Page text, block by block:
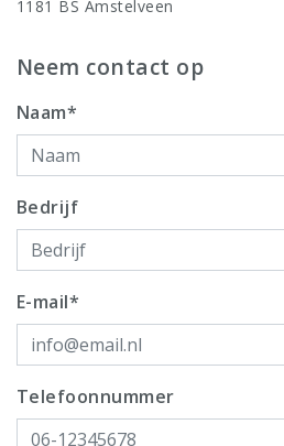
1181 BS Amstelveen
Neem contact op
Naam*
Bedrijf
E-mail*
Telefoonnummer